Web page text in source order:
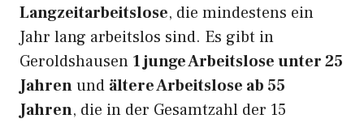
Langzeitarbeitslose, die mindestens ein
Jahr lang arbeitslos sind. Es gibt in
Geroldshausen 1 junge Arbeitslose unter 25
Jahrenund ältere Arbeitslose ab 55
Jahren, die in der Gesamtzahl der 15